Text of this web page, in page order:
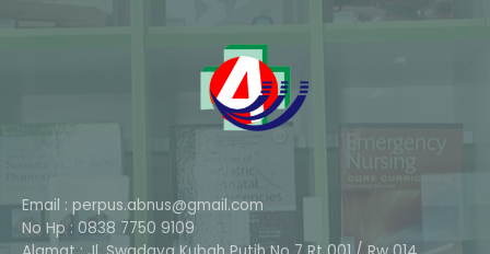
Email : perpus.abnus@gmail.com
No Hp : 0838 7750 9109